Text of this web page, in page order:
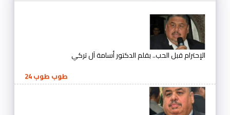
الإحترام قبل الحب.. بقلم الدكتور أسامة آل تركي
طوب طوب 24